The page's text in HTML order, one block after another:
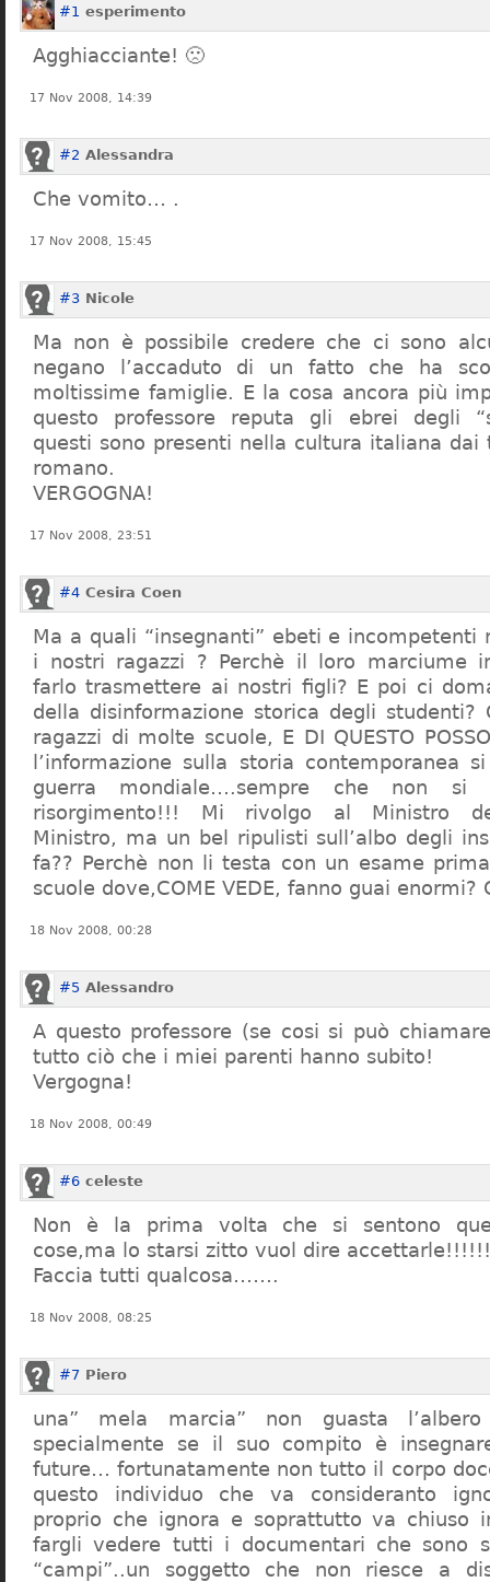
#1 esperimento
Agghiacciante! 🙁
17 Nov 2008, 14:39
#2 Alessandra
Che vomito… .
17 Nov 2008, 15:45
#3 Nicole
Ma non è possibile credere che ci sono
negano l’accaduto di un fatto che ha
moltissime famiglie. E la cosa ancora più
questo professore reputa gli ebrei degli
questi sono presenti nella cultura italiana dai
romano.
VERGOGNA!
17 Nov 2008, 23:51
#4 Cesira Coen
Ma a quali “insegnanti” ebeti e
i nostri ragazzi ? Perchè il loro marciume
farlo trasmettere ai nostri figli? E poi ci
della disinformazione storica degli
ragazzi di molte scuole, E DI QUESTO POSSO
l’informazione sulla storia contemporanea
guerra mondiale….sempre che non
risorgimento!!! Mi rivolgo al Ministro
Ministro, ma un bel ripulisti sull’albo degli
fa?? Perchè non li testa con un esame
scuole dove,COME VEDE, fanno guai enormi?
18 Nov 2008, 00:28
#5 Alessandro
A questo professore (se cosi si può
tutto ciò che i miei parenti hanno subito!
Vergogna!
18 Nov 2008, 00:49
#6 celeste
Non è la prima volta che si sentono
cose,ma lo starsi zitto vuol dire accettarle!!!!!!
Faccia tutti qualcosa…….
18 Nov 2008, 08:25
#7 Piero
una” mela marcia” non guasta
specialmente se il suo compito è
future… fortunatamente non tutto il corpo
questo individuo che va consideranto
proprio che ignora e soprattutto va chiuso
fargli vedere tutti i documentari che sono
“campi”..un soggetto che non riesce a